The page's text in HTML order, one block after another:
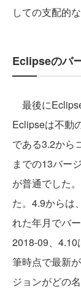
しての支配的
Eclipseのバ
最後に
Eclipseは不動
である3.2から
までの13バー
が普通でした
た。4.9からは
れた年月でバ
2018-09、
筆時点で最新
ジョンがどの